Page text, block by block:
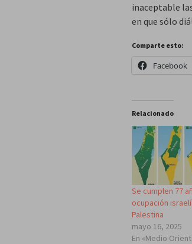
inaceptable
en que sólo
Comparte esto:
Facebook
Relacionado
Se cumplen 77
ocupación
Palestina
mayo 16, 2025
En «Medio